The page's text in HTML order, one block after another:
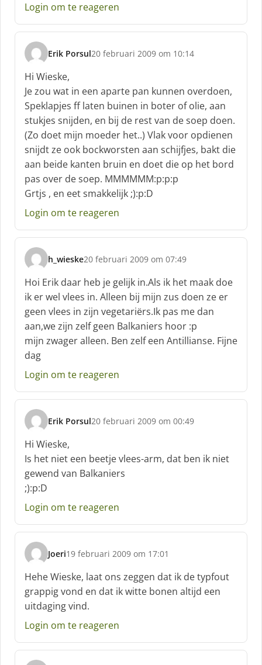
:Login om te reageren
Erik Porsul
s
c
h
r
e
e
f
20 februari 2009 om 10:14
Hi Wieske,
Je zou wat in een aparte pan kunnen overdoen,
Speklapjes ff laten buinen in boter of olie, aan
stukjes snijden, en bij de rest van de soep doen.
(Zo doet mijn moeder het..) Vlak voor opdienen
snijdt ze ook bockworsten aan schijfjes, bakt die
aan beide kanten bruin en doet die op het bord
pas over de soep. MMMMMM:p:p:p
Grtjs , en eet smakkelijk ;):p:D
Login om te reageren
h_wieske
s
c
h
r
e
e
f
20 februari 2009 om 07:49
Hoi Erik daar heb je gelijk in.Als ik het maak doe
ik er wel vlees in. Alleen bij mijn zus doen ze er
geen vlees in zijn vegetariërs.Ik pas me dan
aan,we zijn zelf geen Balkaniers hoor :p
mijn zwager alleen. Ben zelf een Antillianse. Fijne
dag
Login om te reageren
Erik Porsul
s
c
h
r
e
e
:
20 februari 2009 om 00:49
Hi Wieske,
Is het niet een beetje vlees-arm, dat ben ik niet
gewend van Balkaniers
;):p:D
Login om te reageren
Joeri
s
c
h
r
e
e
:
19 februari 2009 om 17:01
Hehe Wieske, laat ons zeggen dat ik de typfout
grappig vond en dat ik witte bonen altijd een
uitdaging vind.
Login om te reageren